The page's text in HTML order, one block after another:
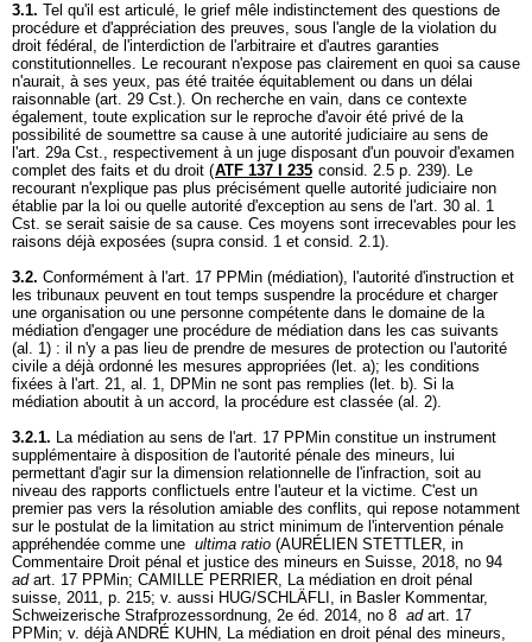
3.1. Tel qu'il est articulé, le grief mêle indistinctement des questions de
procédure et d'appréciation des preuves, sous l'angle de la violation du
droit fédéral, de l'interdiction de l'arbitraire et d'autres garanties
constitutionnelles. Le recourant n'expose pas clairement en quoi sa cause
n'aurait, à ses yeux, pas été traitée équitablement ou dans un délai
raisonnable (art. 29 Cst.). On recherche en vain, dans ce contexte
également, toute explication sur le reproche d'avoir été privé de la
possibilité de soumettre sa cause à une autorité judiciaire au sens de
l'art. 29a Cst., respectivement à un juge disposant d'un pouvoir d'examen
complet des faits et du droit (ATF 137 I 235 consid. 2.5 p. 239). Le
recourant n'explique pas plus précisément quelle autorité judiciaire non
établie par la loi ou quelle autorité d'exception au sens de l'art. 30 al. 1
Cst. se serait saisie de sa cause. Ces moyens sont irrecevables pour les
raisons déjà exposées (supra consid. 1 et consid. 2.1).
3.2. Conformément à l'art. 17 PPMin (médiation), l'autorité d'instruction et
les tribunaux peuvent en tout temps suspendre la procédure et charger
une organisation ou une personne compétente dans le domaine de la
médiation d'engager une procédure de médiation dans les cas suivants
(al. 1) : il n'y a pas lieu de prendre de mesures de protection ou l'autorité
civile a déjà ordonné les mesures appropriées (let. a); les conditions
fixées à l'art. 21, al. 1, DPMin ne sont pas remplies (let. b). Si la
médiation aboutit à un accord, la procédure est classée (al. 2).
3.2.1. La médiation au sens de l'art. 17 PPMin constitue un instrument
supplémentaire à disposition de l'autorité pénale des mineurs, lui
permettant d'agir sur la dimension relationnelle de l'infraction, soit au
niveau des rapports conflictuels entre l'auteur et la victime. C'est un
premier pas vers la résolution amiable des conflits, qui repose notamment
sur le postulat de la limitation au strict minimum de l'intervention pénale
appréhendée comme une ultima ratio (AURÉLIEN STETTLER, in
Commentaire Droit pénal et justice des mineurs en Suisse, 2018, no 94
ad art. 17 PPMin; CAMILLE PERRIER, La médiation en droit pénal
suisse, 2011, p. 215; v. aussi HUG/SCHLÄFLI, in Basler Kommentar,
Schweizerische Strafprozessordnung, 2e éd. 2014, no 8 ad art. 17
PPMin; v. déjà ANDRÉ KUHN, La médiation en droit pénal des mineurs,